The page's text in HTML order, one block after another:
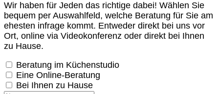
Wir haben für Jeden das richtige dabei! Wählen Sie
bequem per Auswahlfeld, welche Beratung für Sie am
ehesten infrage kommt. Entweder direkt bei uns vor
Ort, online via Videokonferenz oder direkt bei Ihnen
zu Hause.
Beratung im Küchenstudio
Eine Online-Beratung
Bei Ihnen zu Hause